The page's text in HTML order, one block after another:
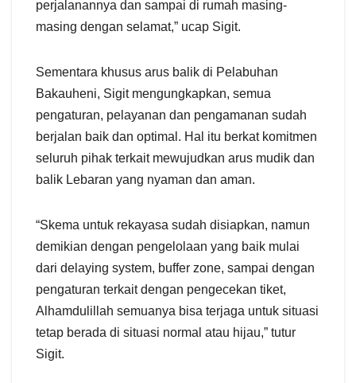
perjalanannya dan sampai di rumah masing-
masing dengan selamat,” ucap Sigit.
Sementara khusus arus balik di Pelabuhan
Bakauheni, Sigit mengungkapkan, semua
pengaturan, pelayanan dan pengamanan sudah
berjalan baik dan optimal. Hal itu berkat komitmen
seluruh pihak terkait mewujudkan arus mudik dan
balik Lebaran yang nyaman dan aman.
“Skema untuk rekayasa sudah disiapkan, namun
demikian dengan pengelolaan yang baik mulai
dari delaying system, buffer zone, sampai dengan
pengaturan terkait dengan pengecekan tiket,
Alhamdulillah semuanya bisa terjaga untuk situasi
tetap berada di situasi normal atau hijau,” tutur
Sigit.